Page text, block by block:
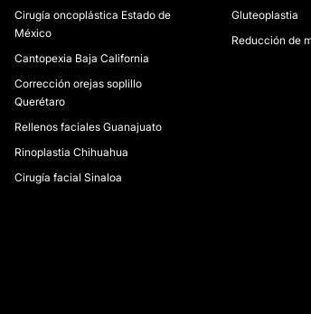
Cirugía oncoplástica Estado de
México
Cantopexia Baja California
Corrección orejas soplillo
Querétaro
Rellenos faciales Guanajuato
Rinoplastia Chihuahua
Cirugía facial Sinaloa
Gluteoplastia
Reducción de